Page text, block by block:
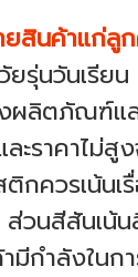
ยสินค้าแก่ลู
รุ่นวันเรียน
ผลิตภัณฑ์แ
ะราคาไม่สู
กควรเน้น
วนสีสันเน้น
ามีกำลังใน